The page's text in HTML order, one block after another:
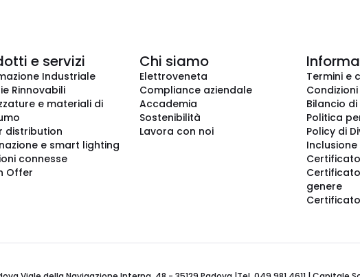
e servizi
Industriale
Rinnovabili
e materiali di
distribution
e smart lighting
connesse
Offer
Chi siamo
Elettroveneta
Compliance aziendale
Accademia
Sostenibilità
Lavora con noi
Termini e
Bilancio
Politica
Policy di
Inclusione
genere
Certificato